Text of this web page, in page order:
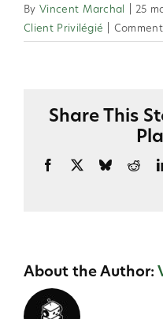
By Vincent Marchal 25
Client Privilégié
Share This
Facebook Bluesky
About the Author: